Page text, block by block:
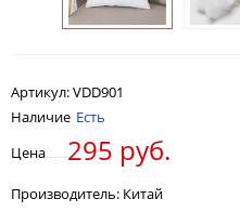
Артикул:VDD901
Наличие Есть
Цена
295 руб.
Производитель: Китай